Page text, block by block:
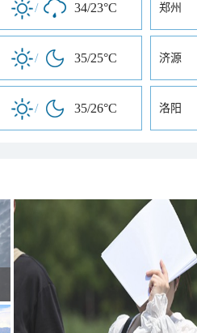
/ 34/23°C 郑州
/ 35/25°C 济源
/ 35/26°C 洛阳